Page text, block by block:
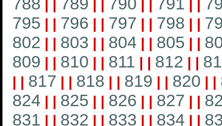
| | | | | | | |
795 | | 796 | | 797 | | 798 | |
802 | | 803 | | 804 | | 805 | |
809 | | 810 | | 811 | | 812 | |
| | 817 | | 818 | | 819 | | 820 | |
824 | | 825 | | 826 | | 827 | |
831 | | 832 | | 833 | | 834 | |